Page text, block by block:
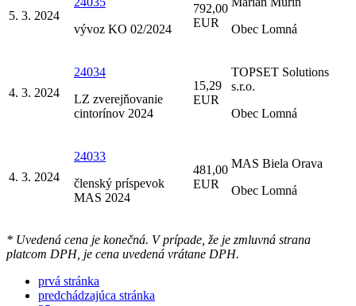
5. 3. 2024
vývoz KO 02/2024
792,00
EUR
Obec Lomná
4. 3. 2024
24034
LZ zverejňovanie
cintorínov 2024
15,29
EUR
TOPSET Solutions
s.r.o.
Obec Lomná
4. 3. 2024
24033
členský príspevok
MAS 2024
481,00
EUR
MAS Biela Orava
Obec Lomná
* Uvedená cena je konečná. V prípade, že je zmluvná strana
platcom DPH, je cena uvedená vrátane DPH.
prvá stránka
predchádzajúca stránka